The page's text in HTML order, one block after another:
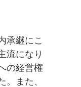
承継にこ
流になり
の経営権
。また、